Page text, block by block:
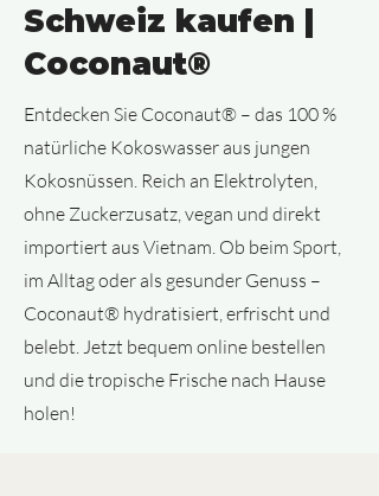
Schweiz kaufen |
Coconaut®
Entdecken Sie Coconaut® – das 100 %
natürliche Kokoswasser aus jungen
Kokosnüssen. Reich an Elektrolyten,
ohne Zuckerzusatz, vegan und direkt
importiert aus Vietnam. Ob beim Sport,
im Alltag oder als gesunder Genuss –
Coconaut® hydratisiert, erfrischt und
belebt. Jetzt bequem online bestellen
und die tropische Frische nach Hause
holen!